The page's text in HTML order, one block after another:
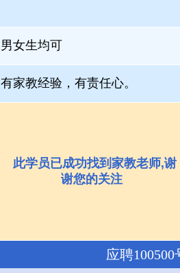
男女生均可
有家教经验，有责任心。
此学员已成功找到家教老师,谢
谢您的关注
应聘